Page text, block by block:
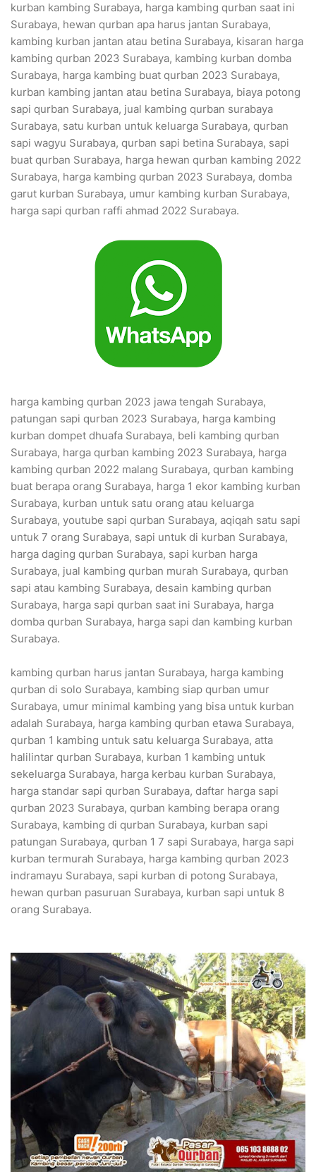
kurban kambing Surabaya, harga kambing qurban saat ini
Surabaya, hewan qurban apa harus jantan Surabaya,
kambing kurban jantan atau betina Surabaya, kisaran harga
kambing qurban 2023 Surabaya, kambing kurban domba
Surabaya, harga kambing buat qurban 2023 Surabaya,
kurban kambing jantan atau betina Surabaya, biaya potong
sapi qurban Surabaya, jual kambing qurban surabaya
Surabaya, satu kurban untuk keluarga Surabaya, qurban
sapi wagyu Surabaya, qurban sapi betina Surabaya, sapi
buat qurban Surabaya, harga hewan qurban kambing 2022
Surabaya, harga kambing qurban 2023 Surabaya, domba
garut kurban Surabaya, umur kambing kurban Surabaya,
harga sapi qurban raffi ahmad 2022 Surabaya.
harga kambing qurban 2023 jawa tengah Surabaya,
patungan sapi qurban 2023 Surabaya, harga kambing
kurban dompet dhuafa Surabaya, beli kambing qurban
Surabaya, harga qurban kambing 2023 Surabaya, harga
kambing qurban 2022 malang Surabaya, qurban kambing
buat berapa orang Surabaya, harga 1 ekor kambing kurban
Surabaya, kurban untuk satu orang atau keluarga
Surabaya, youtube sapi qurban Surabaya, aqiqah satu sapi
untuk 7 orang Surabaya, sapi untuk di kurban Surabaya,
harga daging qurban Surabaya, sapi kurban harga
Surabaya, jual kambing qurban murah Surabaya, qurban
sapi atau kambing Surabaya, desain kambing qurban
Surabaya, harga sapi qurban saat ini Surabaya, harga
domba qurban Surabaya, harga sapi dan kambing kurban
Surabaya.
kambing qurban harus jantan Surabaya, harga kambing
qurban di solo Surabaya, kambing siap qurban umur
Surabaya, umur minimal kambing yang bisa untuk kurban
adalah Surabaya, harga kambing qurban etawa Surabaya,
qurban 1 kambing untuk satu keluarga Surabaya, atta
halilintar qurban Surabaya, kurban 1 kambing untuk
sekeluarga Surabaya, harga kerbau kurban Surabaya,
harga standar sapi qurban Surabaya, daftar harga sapi
qurban 2023 Surabaya, qurban kambing berapa orang
Surabaya, kambing di qurban Surabaya, kurban sapi
patungan Surabaya, qurban 1 7 sapi Surabaya, harga sapi
kurban termurah Surabaya, harga kambing qurban 2023
indramayu Surabaya, sapi kurban di potong Surabaya,
hewan qurban pasuruan Surabaya, kurban sapi untuk 8
orang Surabaya.